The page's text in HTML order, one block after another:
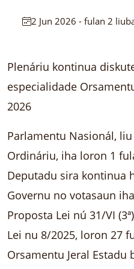
2 Jun 2026 - fulan 2
Plenáriu kontinua
especialidade
2026
Parlamentu Nasionál,
Ordináriu, iha loron 1
Deputadu sira kontinua
Governu no votasaun
Proposta Lei nú 31/VI
Lei nu 8/2025, loron 27
Orsamentu Jeral Estadu